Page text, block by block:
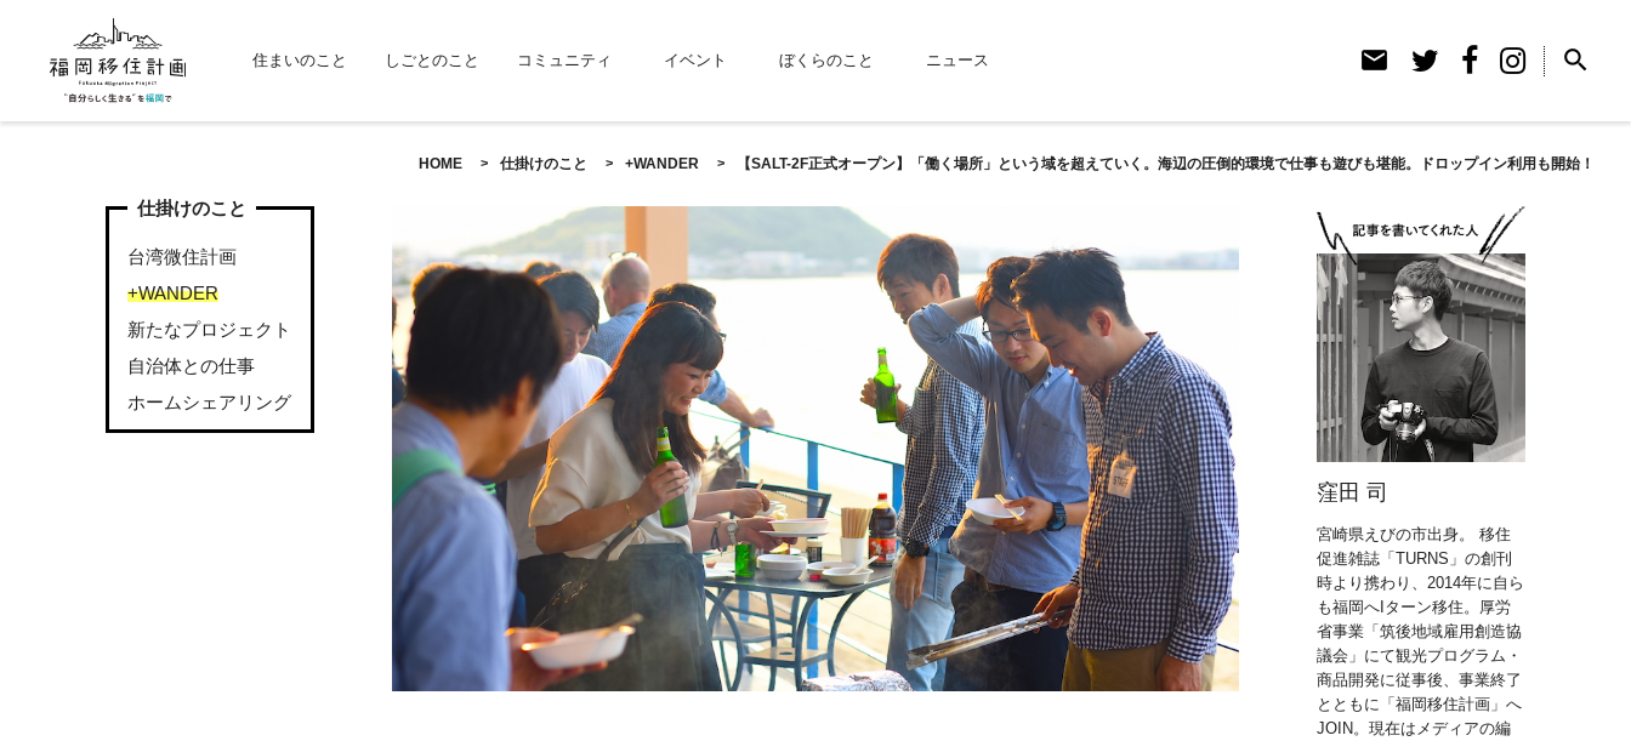
住まいのこと しごとのこと コミュニティ イベント ぼくらのこと ニュース email search
HOME 仕掛けのこと +WANDER 【SALT-2F正式オープン】「働く場所」という域を超えていく。海辺の圧倒的環境で仕事も遊びも堪能。ドロップイン利用も開始！
仕掛けのこと
台湾微住計画
+WANDER
新たなプロジェクト
自治体との仕事
ホームシェアリング
窪田 司
宮崎県えびの市出身。 移住
促進雑誌「TURNS」の創刊
時より携わり、2014年に自ら
も福岡へIターン移住。厚労
省事業「筑後地域雇用創造協
議会」にて観光プログラム・
商品開発に従事後、事業終了
とともに「福岡移住計画」へ
JOIN。現在はメディアの編